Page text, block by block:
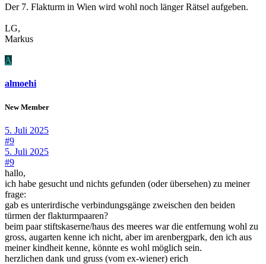
Der 7. Flakturm in Wien wird wohl noch länger Rätsel aufgeben.
LG,
Markus
A
almoehi
New Member
5. Juli 2025
#9
5. Juli 2025
#9
hallo,
ich habe gesucht und nichts gefunden (oder übersehen) zu meiner
frage:
gab es unterirdische verbindungsgänge zweischen den beiden
türmen der flakturmpaaren?
beim paar stiftskaserne/haus des meeres war die entfernung wohl zu
gross, augarten kenne ich nicht, aber im arenbergpark, den ich aus
meiner kindheit kenne, könnte es wohl möglich sein.
herzlichen dank und gruss (vom ex-wiener) erich